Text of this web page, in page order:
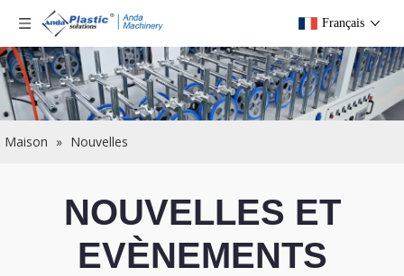
Français
Maison » Nouvelles
NOUVELLES ET
EVÈNEMENTS